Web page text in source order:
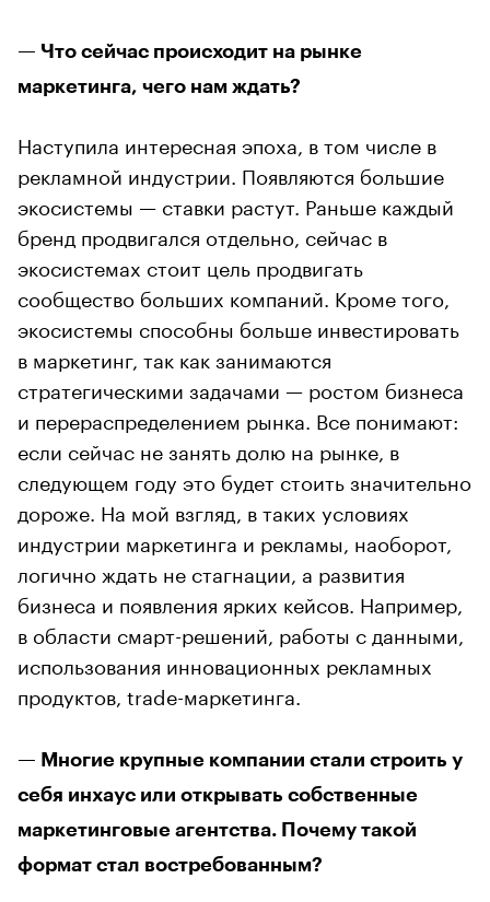
— Что сейчас происходит на рынке
маркетинга, чего нам ждать?
Наступила интересная эпоха, в том числе в
рекламной индустрии. Появляются большие
экосистемы — ставки растут. Раньше каждый
бренд продвигался отдельно, сейчас в
экосистемах стоит цель продвигать
сообщество больших компаний. Кроме того,
экосистемы способны больше инвестировать
в маркетинг, так как занимаются
стратегическими задачами — ростом бизнеса
и перераспределением рынка. Все понимают:
если сейчас не занять долю на рынке, в
следующем году это будет стоить значительно
дороже. На мой взгляд, в таких условиях
индустрии маркетинга и рекламы, наоборот,
логично ждать не стагнации, а развития
бизнеса и появления ярких кейсов. Например,
в области смарт-решений, работы с данными,
использования инновационных рекламных
продуктов, trade-маркетинга.
— Многие крупные компании стали строить у
себя инхаус или открывать собственные
маркетинговые агентства. Почему такой
формат стал востребованным?